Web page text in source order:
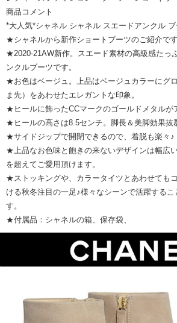
商品コメント
*大人気*シャネル シャネル スエードアンクル
★シャネルから新作ショートブーツのご紹介です
★2020-21AW新作。スエード素材の高級感たっ
ンクルブーツです。
★お色はベージュ。上品はベージュカラーにグ
ま先）をあわせたエレガントな印象。
★ヒールに飾ったCCマークのゴールドメタルが
★ヒールの高さは8.5センチ。脚長＆美脚効果
★サイドジップで開閉できるので、着脱も楽々♪
★上品なお色味と飽きの来ないデザインは幅広
を超えてご愛用頂けます。
★ストッキングや、カラータイツとあわせても
ける秋冬注目の一足♪様々なシーンで活躍する
す。
★付属品：シャネルの箱、保存袋、